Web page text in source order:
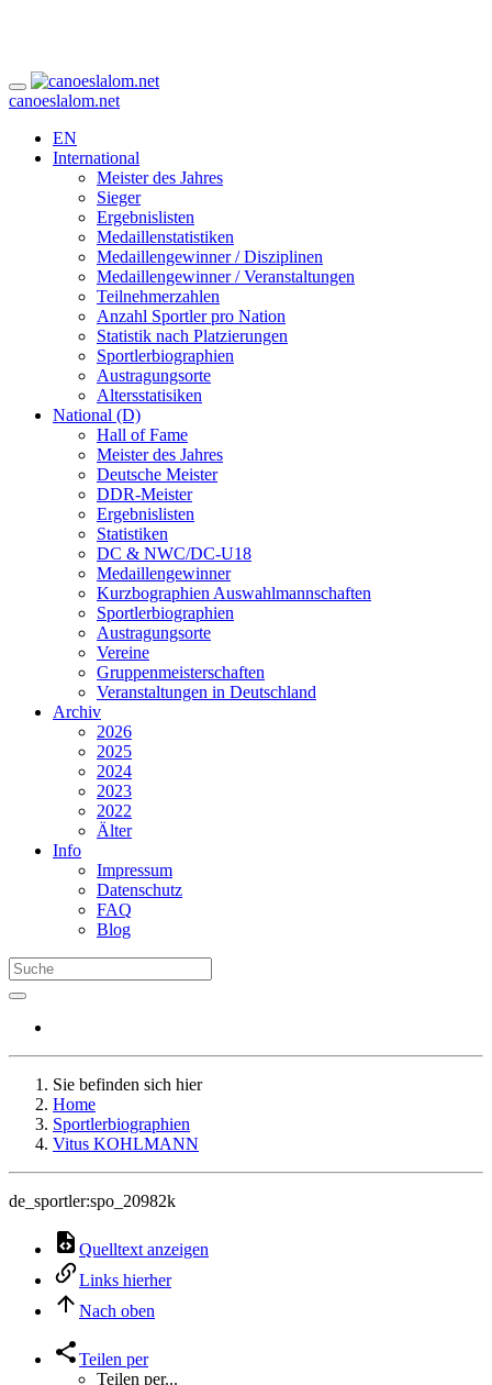
canoeslalom.net
EN
International
Meister des Jahres
Sieger
Ergebnislisten
Medaillenstatistiken
Medaillengewinner / Disziplinen
Medaillengewinner / Veranstaltungen
Teilnehmerzahlen
Anzahl Sportler pro Nation
Statistik nach Platzierungen
Sportlerbiographien
Austragungsorte
Altersstatisiken
National (D)
Hall of Fame
Meister des Jahres
Deutsche Meister
DDR-Meister
Ergebnislisten
Statistiken
DC & NWC/DC-U18
Medaillengewinner
Kurzbographien Auswahlmannschaften
Sportlerbiographien
Austragungsorte
Vereine
Gruppenmeisterschaften
Veranstaltungen in Deutschland
Archiv
2026
2025
2024
2023
2022
Älter
Info
Impressum
Datenschutz
FAQ
Blog
Sie befinden sich hier
Home
Sportlerbiographien
Vitus KOHLMANN
de_sportler:spo_20982k
Quelltext anzeigen
Links hierher
Nach oben
Teilen per
Teilen per...